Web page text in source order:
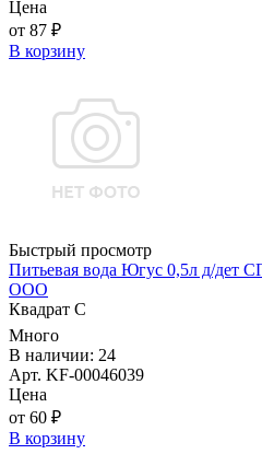
Цена
от 87 ₽
В корзину
Быстрый просмотр
Питьевая вода Югус 0,5л д/дет
ООО
Квадрат С
Много
В наличии: 24
Арт. KF-00046039
Цена
от 60 ₽
В корзину